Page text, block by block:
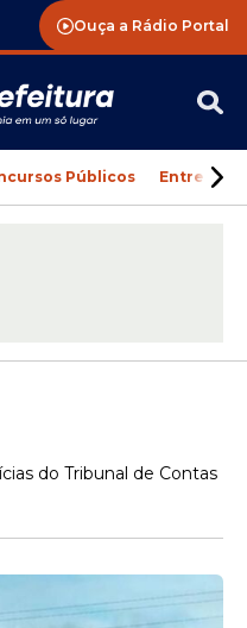
Ouça a Rádio Portal
Públicos
do Tribunal de Contas